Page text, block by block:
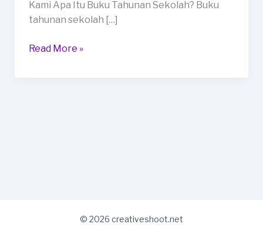
Kami Apa Itu Buku Tahunan Sekolah? Buku
tahunan sekolah […]
Read More »
© 2026 creativeshoot.net